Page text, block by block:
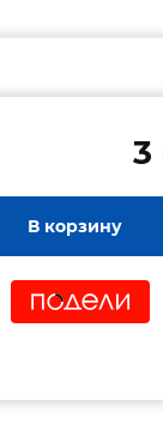
3
В корзину